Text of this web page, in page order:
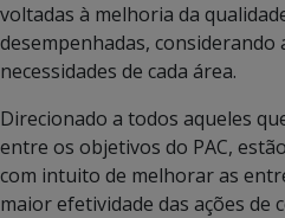
voltadas à melhoria da
desempenhadas, considerando
necessidades de cada área.
Direcionado a todos aqueles
entre os objetivos do PAC,
com intuito de melhorar as
maior efetividade das ações de